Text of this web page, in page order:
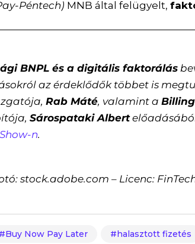
Péntech) MNB által felügyelt,
BNPL és a digitális faktorálás
az érdeklődők többet is
Rab Máté, valamint a
Sárospataki Albert
n.
stock.adobe.com – Licenc:
Buy Now Pay Later halasztott fizetés